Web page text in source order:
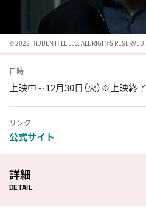
© 2023 HIDDEN HILL LLC. ALL RIGHTS RESERVED.
日時
上映中～12月30日（火）※上映終了
リンク
公式サイト
詳細
DETAIL